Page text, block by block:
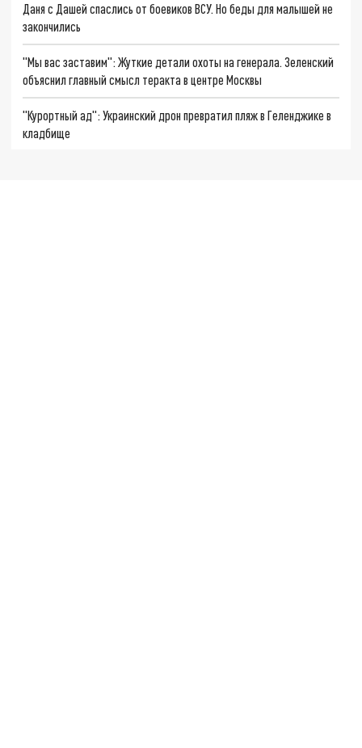
Даня с Дашей спаслись от боевиков ВСУ. Но беды для малышей не
закончились
"Мы вас заставим": Жуткие детали охоты на генерала. Зеленский
объяснил главный смысл теракта в центре Москвы
"Курортный ад": Украинский дрон превратил пляж в Геленджике в
кладбище